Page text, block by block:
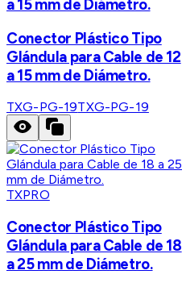
a 15 mm de Diámetro.
Conector Plástico Tipo
Glándula para Cable de 12
a 15 mm de Diámetro.
TXG-PG-19TXG-PG-19
TXPRO
Conector Plástico Tipo
Glándula para Cable de 18
a 25 mm de Diámetro.